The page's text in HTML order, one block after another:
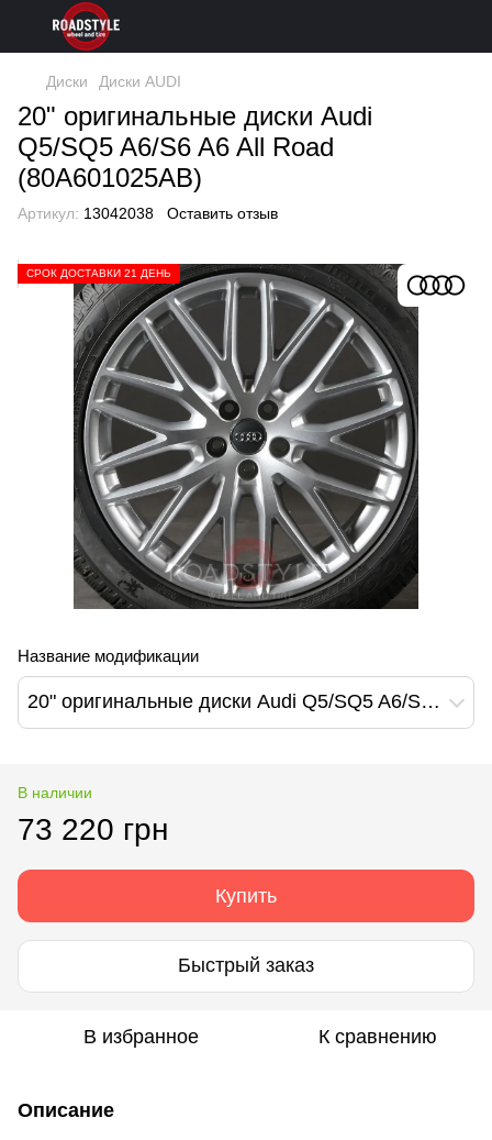
Диски Диски AUDI
20" оригинальные диски Audi
Q5/SQ5 A6/S6 A6 All Road
(80A601025AB)
Артикул: 13042038 Оставить отзыв
СРОК ДОСТАВКИ 21 ДЕНЬ
Название модификации
20" оригинальные диски Audi Q5/SQ5 A6/S6 A6 All Road (80A601025AB)
В наличии
73 220 грн
Купить
Быстрый заказ
В избранное К сравнению
Описание